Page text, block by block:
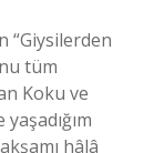
“Giysilerden
tüm
Koku ve
hâlâ